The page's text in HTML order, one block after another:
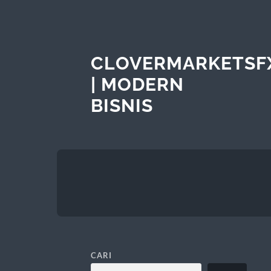
| MODERN
BISNIS
CARI